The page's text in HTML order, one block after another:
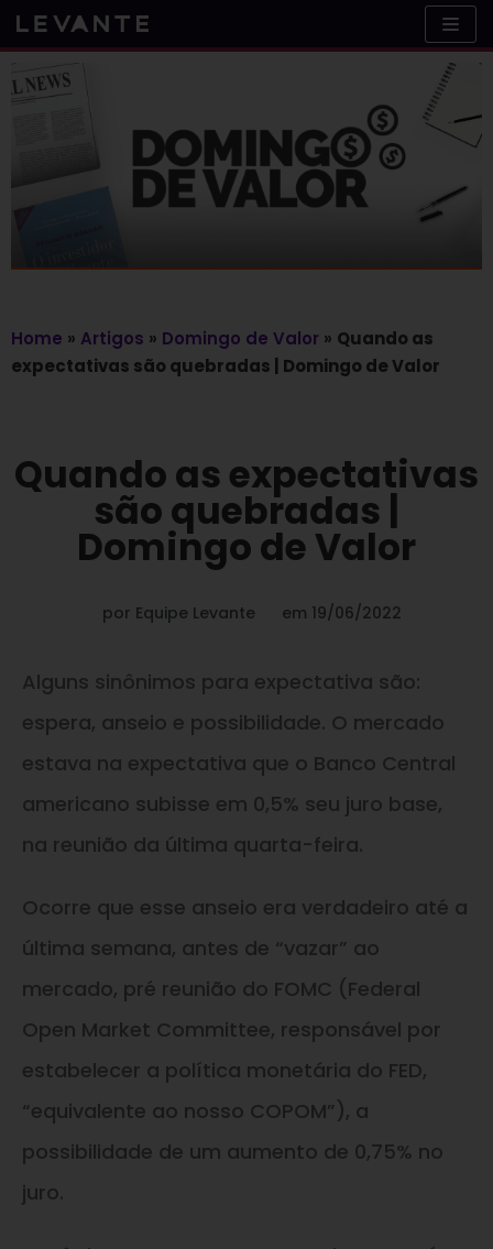
Skip
to
content
Home » Artigos » Domingo de Valor » Quando as
expectativas são quebradas | Domingo de Valor
Quando as expectativas
são quebradas |
Domingo de Valor
por Equipe Levante em 19/06/2022
Alguns sinônimos para expectativa são:
espera, anseio e possibilidade. O mercado
estava na expectativa que o Banco Central
americano subisse em 0,5% seu juro base,
na reunião da última quarta-feira.
Ocorre que esse anseio era verdadeiro até a
última semana, antes de “vazar” ao
mercado, pré reunião do FOMC (Federal
Open Market Committee, responsável por
estabelecer a política monetária do FED,
“equivalente ao nosso COPOM”), a
possibilidade de um aumento de 0,75% no
juro.